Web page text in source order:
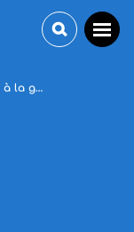
Initiation à la gestion d'inventaire